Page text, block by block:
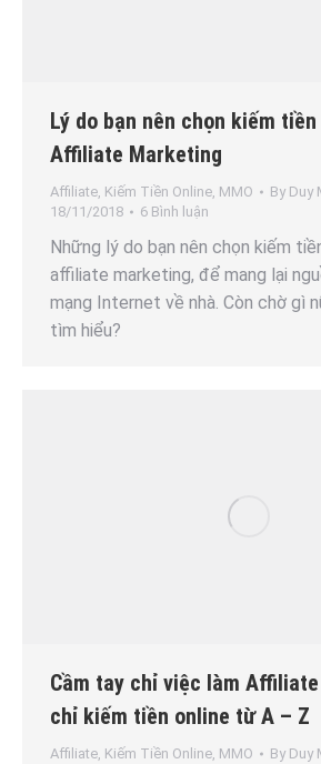
Lý do bạn nên chọn kiếm
Affiliate Marketing
Affiliate, Kiếm Tiền Online, MMO By Duy
18/11/2018
6 Bình luận
Những lý do bạn nên chọn kiếm
affiliate marketing, để mang lại
mạng Internet về nhà. Còn chờ gì
tìm hiểu?
Cầm tay chỉ việc làm
chỉ kiếm tiền online từ A – Z
Affiliate, Kiếm Tiền Online, MMO By Duy